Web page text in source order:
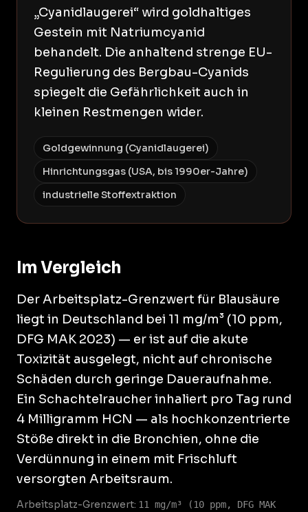
„Cyanidlaugerei“ wird goldhaltiges
Gestein mit Natriumcyanid
behandelt. Die anhaltend strenge EU-
Regulierung des Bergbau-Cyanids
spiegelt die Gefährlichkeit auch in
kleinen Restmengen wider.
Goldgewinnung (Cyanidlaugerei)
Hinrichtungsgas (USA, bis 1990er-Jahre)
industrielle Stoffextraktion
Im Vergleich
Der Arbeitsplatz-Grenzwert für Blausäure
liegt in Deutschland bei 11 mg/m³ (10 ppm,
DFG MAK 2023) — er ist auf die akute
Toxizität ausgelegt, nicht auf chronische
Schäden durch geringe Daueraufnahme.
Ein Schachtelraucher inhaliert pro Tag rund
4 Milligramm HCN — als hochkonzentrierte
Stöße direkt in die Bronchien, ohne die
Verdünnung in einem mit Frischluft
versorgten Arbeitsraum.
Arbeitsplatz-Grenzwert: 11 mg/m³ (10 ppm, DFG MAK